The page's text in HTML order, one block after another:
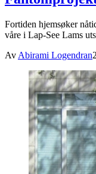
Fortiden hjemsøker
våre i Lap-See Lams
Av Abirami Logendran